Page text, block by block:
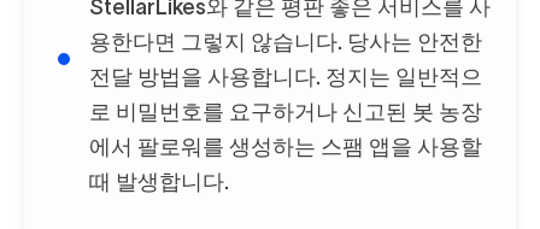
StellarLikes와 같은 평판 좋은 서비스를 사
용한다면 그렇지 않습니다. 당사는 안전한
전달 방법을 사용합니다. 정지는 일반적으
로 비밀번호를 요구하거나 신고된 봇 농장
에서 팔로워를 생성하는 스팸 앱을 사용할
때 발생합니다.